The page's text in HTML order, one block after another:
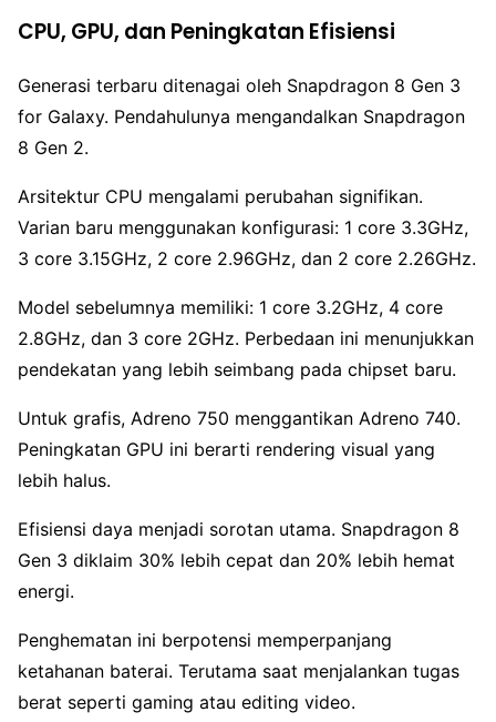
CPU, GPU, dan Peningkatan Efisiensi
Generasi terbaru ditenagai oleh Snapdragon 8 Gen 3
for Galaxy. Pendahulunya mengandalkan Snapdragon
8 Gen 2.
Arsitektur CPU mengalami perubahan signifikan.
Varian baru menggunakan konfigurasi: 1 core 3.3GHz,
3 core 3.15GHz, 2 core 2.96GHz, dan 2 core 2.26GHz.
Model sebelumnya memiliki: 1 core 3.2GHz, 4 core
2.8GHz, dan 3 core 2GHz. Perbedaan ini menunjukkan
pendekatan yang lebih seimbang pada chipset baru.
Untuk grafis, Adreno 750 menggantikan Adreno 740.
Peningkatan GPU ini berarti rendering visual yang
lebih halus.
Efisiensi daya menjadi sorotan utama. Snapdragon 8
Gen 3 diklaim 30% lebih cepat dan 20% lebih hemat
energi.
Penghematan ini berpotensi memperpanjang
ketahanan baterai. Terutama saat menjalankan tugas
berat seperti gaming atau editing video.